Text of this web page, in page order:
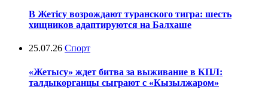
В Жетісу возрождают туранского тигра: шесть
хищников адаптируются на Балхаше
25.07.26 Спорт
«Жетысу» ждет битва за выживание в КПЛ:
талдыкорганцы сыграют с «Кызылжаром»